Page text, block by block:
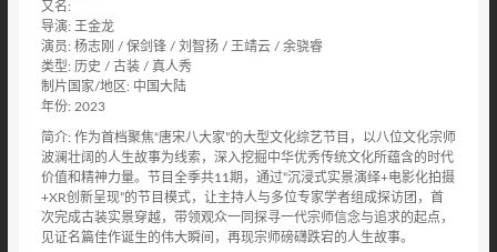
又名:
导演: 王金龙
演员: 杨志刚 / 保剑锋 / 刘智扬 / 王靖云 / 余骁睿
类型: 历史 / 古装 / 真人秀
制片国家/地区: 中国大陆
年份: 2023
简介: 作为首档聚焦“唐宋八大家”的大型文化综艺节目，以八位文化宗师
波澜壮阔的人生故事为线索，深入挖掘中华优秀传统文化所蕴含的时代
价值和精神力量。节目全季共11期，通过“沉浸式实景演绎+电影化拍摄
+XR创新呈现”的节目模式，让主持人与多位专家学者组成探访团，首
次完成古装实景穿越，带领观众一同探寻一代宗师信念与追求的起点，
见证名篇佳作诞生的伟大瞬间，再现宗师磅礴跌宕的人生故事。